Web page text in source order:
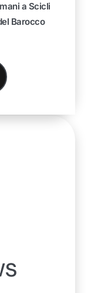
a Scicli
Barocco